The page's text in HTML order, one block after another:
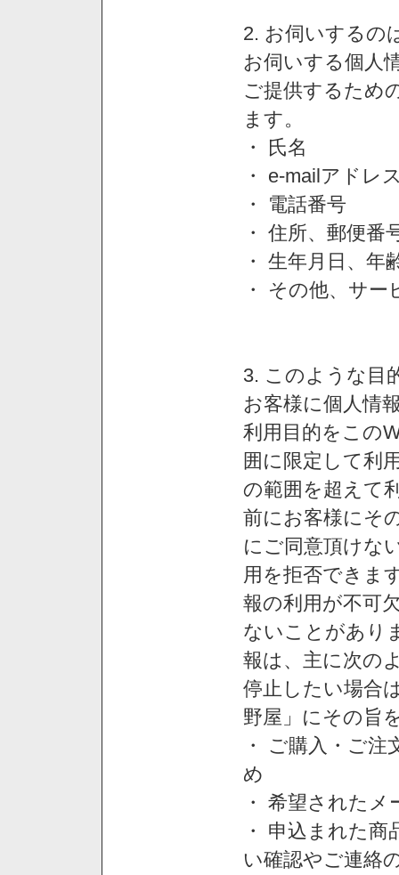
2. お伺いするの
お伺いする個人
ご提供するため
ます。
・ 氏名
・ e-mailアドレ
・ 電話番号
・ 住所、郵便番
・ 生年月日、年
・ その他、サ
3. このような目
お客様に個人情
利用目的をこの
囲に限定して利
の範囲を超えて
前にお客様にそ
にご同意頂けな
用を拒否できま
報の利用が不可
ないことがあり
報は、主に次の
停止したい場合
野屋」にその旨
・ ご購入・ご
め
・ 希望された
・ 申込まれた
い確認やご連絡